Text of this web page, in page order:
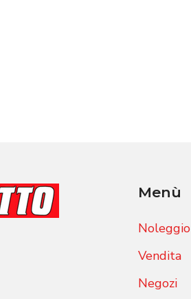
Menù
Noleggio
Vendita
Negozi